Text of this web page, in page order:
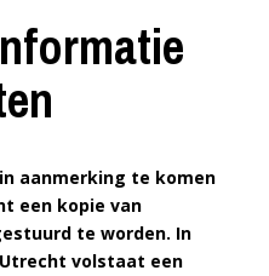
aanmerking te komen
een kopie van
te worden. In
volstaat een